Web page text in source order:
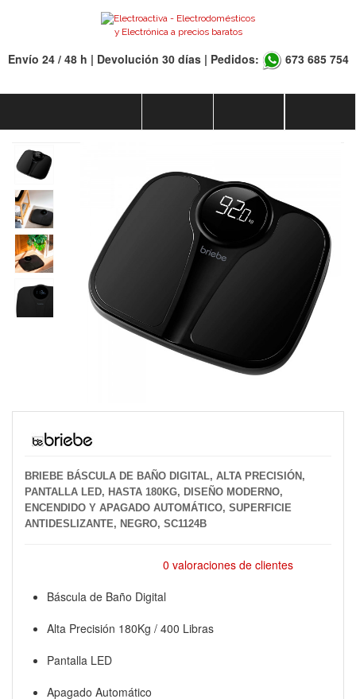
Envío 24 / 48 h | Devolución 30 días | Pedidos: 673 685 754
BRIEBE BÁSCULA DE BAÑO DIGITAL, ALTA PRECISIÓN,
PANTALLA LED, HASTA 180KG, DISEÑO MODERNO,
ENCENDIDO Y APAGADO AUTOMÁTICO, SUPERFICIE
ANTIDESLIZANTE, NEGRO, SC1124B
0 valoraciones de clientes
Báscula de Baño Digital
Alta Precisión 180Kg / 400 Libras
Pantalla LED
Apagado Automático